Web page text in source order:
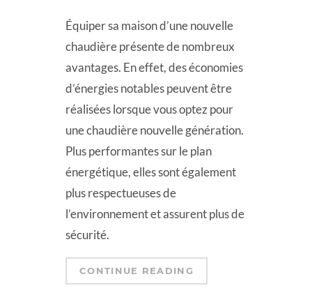
Équiper sa maison d’une nouvelle
chaudière présente de nombreux
avantages. En effet, des économies
d’énergies notables peuvent être
réalisées lorsque vous optez pour
une chaudière nouvelle génération.
Plus performantes sur le plan
énergétique, elles sont également
plus respectueuses de
l’environnement et assurent plus de
sécurité.
CONTINUE READING